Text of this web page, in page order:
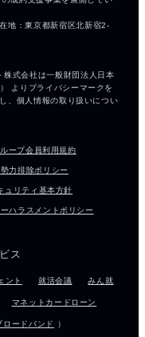
ープ会員利用規約
力排除ポリシー
ュリティ基本方針
ハラスメントポリシー